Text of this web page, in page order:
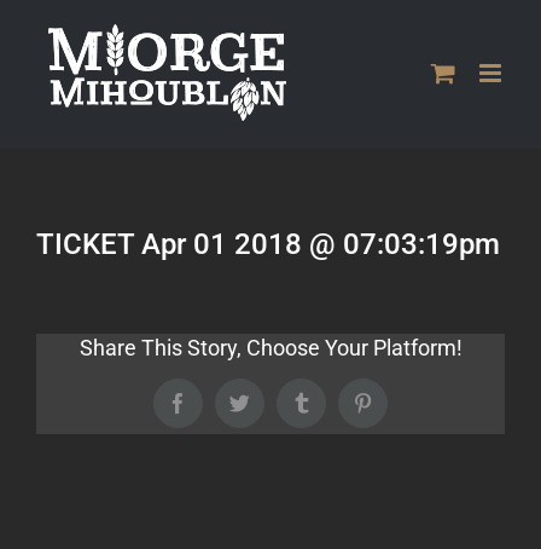
contenu
TICKET Apr 01 2018 @ 07:03:19pm
Share This Story, Choose Your Platform!
FacebookTwitter Tumblr